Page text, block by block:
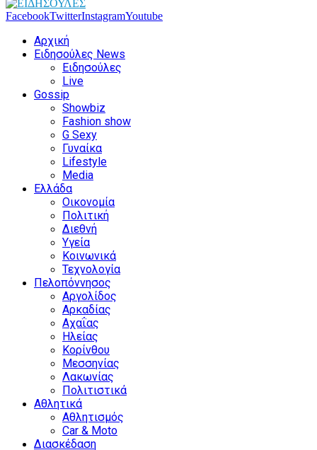
FacebookTwitterInstagramYoutube
Αρχική
Ειδησούλες News
Ειδησούλες
Live
Gossip
Showbiz
Fashion show
G Sexy
Γυναίκα
Lifestyle
Media
Ελλάδα
Οικονομία
Πολιτική
Διεθνή
Υγεία
Κοινωνικά
Τεχνολογία
Πελοπόννησος
Αργολίδος
Αρκαδίας
Αχαΐας
Ηλείας
Κορίνθου
Μεσσηνίας
Λακωνίας
Πολιτιστικά
Αθλητικά
Αθλητισμός
Car & Moto
Διασκέδαση